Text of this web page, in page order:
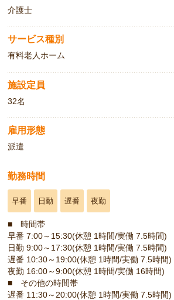
介護士
サービス種別
有料老人ホーム
施設定員
32名
雇用形態
派遣
勤務時間
早番 日勤 遅番 夜勤
■ 時間帯
早番 7:00～15:30(休憩 1時間/実働 7.5時間)
日勤 9:00～17:30(休憩 1時間/実働 7.5時間)
遅番 10:30～19:00(休憩 1時間/実働 7.5時間)
夜勤 16:00～9:00(休憩 1時間/実働 16時間)
■ その他の時間帯
遅番 11:30～20:00(休憩 1時間/実働 7.5時間)